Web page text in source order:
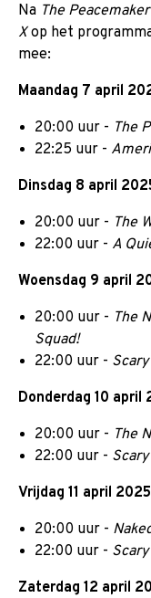
Na The Peacemaker
Xop het
mee:
Maandag 7 april
20:00 uur - The
22:25 uur -
Dinsdag 8 april
20:00 uur - The
22:00 uur - A
Woensdag 9 april
20:00 uur - The
Squad!
22:00 uur -
Donderdag 10 april
20:00 uur - The
22:00 uur -
Vrijdag 11 april 2025
20:00 uur -
22:00 uur -
Zaterdag 12 april